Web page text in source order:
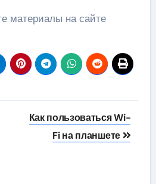
материалы на сайте
Как пользоваться Wi-
Fi на планшете